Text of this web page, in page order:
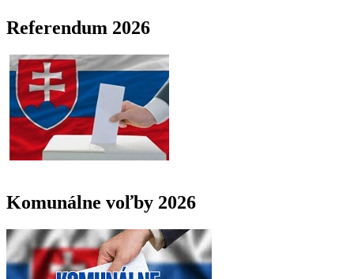
Referendum 2026
Komunálne voľby 2026